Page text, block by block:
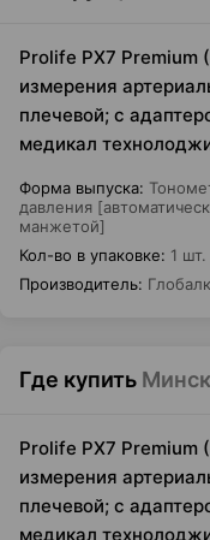
Prolife PX7 Premium
измерения
плечевой; с
медикал
Форма выпуска:
давления
манжетой]
Кол-во в упаковке: 1 шт.
Производитель:
Где купить Минск
Prolife PX7 Premium
измерения
плечевой; с
медикал